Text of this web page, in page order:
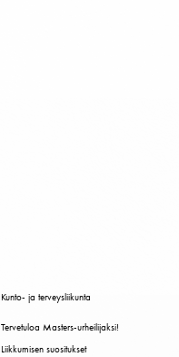
Kunto- ja terveysliikunta
Tervetuloa Masters-urheilijaksi!
Liikkumisen suositukset